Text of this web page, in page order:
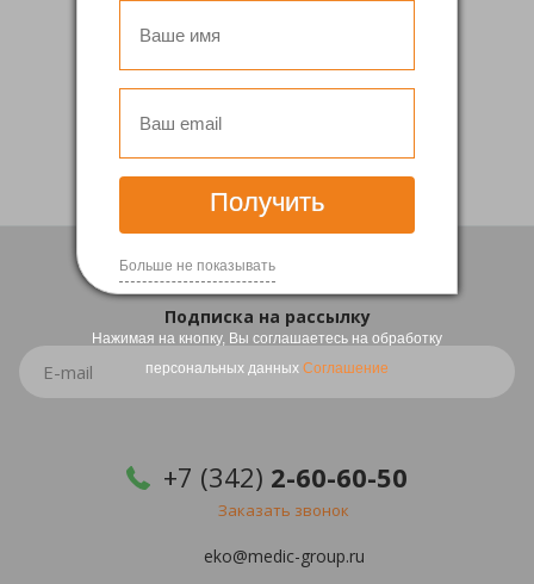
Получить
Больше не показывать
Нажимая на кнопку, Вы соглашаетесь на обработку
персональных данных Соглашение
Вернуться
Подписка на рассылку
+7 (342) 2-60-60-50
Заказать звонок
eko@medic-group.ru